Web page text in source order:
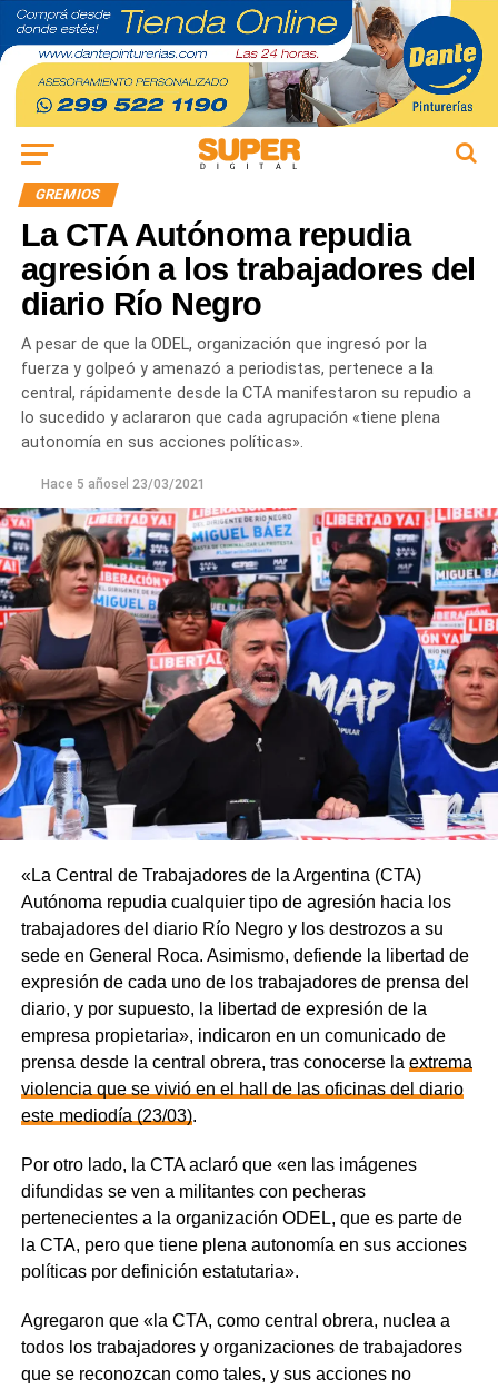
GREMIOS
La CTA Autónoma repudia
agresión a los trabajadores del
diario Río Negro
A pesar de que la ODEL, organización que ingresó por la
fuerza y golpeó y amenazó a periodistas, pertenece a la
central, rápidamente desde la CTA manifestaron su repudio a
lo sucedido y aclararon que cada agrupación «tiene plena
autonomía en sus acciones políticas».
Hace 5 añosel 23/03/2021
«La Central de Trabajadores de la Argentina (CTA)
Autónoma repudia cualquier tipo de agresión hacia los
trabajadores del diario Río Negro y los destrozos a su
sede en General Roca. Asimismo, defiende la libertad de
expresión de cada uno de los trabajadores de prensa del
diario, y por supuesto, la libertad de expresión de la
empresa propietaria», indicaron en un comunicado de
prensa desde la central obrera, tras conocerse la extrema
violencia que se vivió en el hall de las oficinas del diario
este mediodía (23/03).
Por otro lado, la CTA aclaró que «en las imágenes
difundidas se ven a militantes con pecheras
pertenecientes a la organización ODEL, que es parte de
la CTA, pero que tiene plena autonomía en sus acciones
políticas por definición estatutaria».
Agregaron que «la CTA, como central obrera, nuclea a
todos los trabajadores y organizaciones de trabajadores
que se reconozcan como tales, y sus acciones no